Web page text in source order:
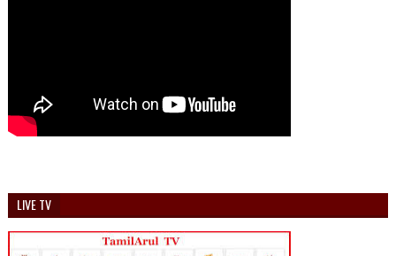
LIVE TV